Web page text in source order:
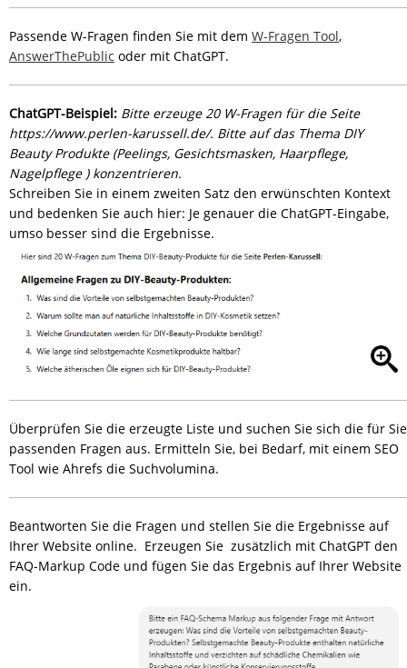
Passende W-Fragen finden Sie mit dem W-Fragen Tool,
AnswerThePublic oder mit ChatGPT.
ChatGPT-Beispiel: Bitte erzeuge 20 W-Fragen für die Seite
https://www.perlen-karussell.de/. Bitte auf das Thema DIY
Beauty Produkte (Peelings, Gesichtsmasken, Haarpflege,
Nagelpflege ) konzentrieren.
Schreiben Sie in einem zweiten Satz den erwünschten Kontext
und bedenken Sie auch hier: Je genauer die ChatGPT-Eingabe,
umso besser sind die Ergebnisse.
Überprüfen Sie die erzeugte Liste und suchen Sie sich die für Sie
passenden Fragen aus. Ermitteln Sie, bei Bedarf, mit einem SEO
Tool wie Ahrefs die Suchvolumina.
Beantworten Sie die Fragen und stellen Sie die Ergebnisse auf
Ihrer Website online. Erzeugen Sie zusätzlich mit ChatGPT den
FAQ-Markup Code und fügen Sie das Ergebnis auf Ihrer Website
ein.